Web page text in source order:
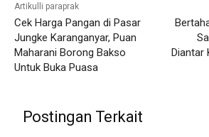
Artikulli paraprak
Cek Harga Pangan di Pasar
Jungke Karanganyar, Puan
Maharani Borong Bakso
Untuk Buka Puasa
Diantar
Postingan Terkait